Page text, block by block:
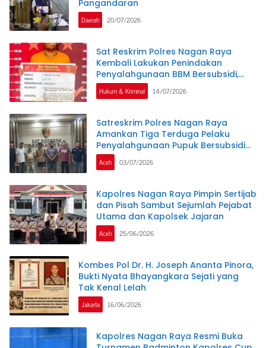
Pangandaran
Daerah 20/07/2026
Sat Reskrim Polres Nagan Raya
Kembali Lakukan Penindakan
Penyalahgunaan BBM Bersubsidi,
Tiga Tersangka Ditahan.
Hukum & Kriminal 14/07/2026
Satreskrim Polres Nagan Raya
Amankan Tiga Terduga Pelaku
Penyalahgunaan Pupuk Bersubsidi
dan Bio Solar Bersubsidi.
Aceh 03/07/2026
Kapolres Nagan Raya Pimpin Sertijab
dan Pisah Sambut Sejumlah Pejabat
Utama dan Kapolsek Jajaran
Aceh 25/06/2026
Kombes Pol Dr. H. Joseph Ananta Pinora,
Bukti Nyata Bhayangkara Sejati yang
Tak Kenal Lelah
Jakarta 16/06/2026
Kapolres Nagan Raya Resmi Buka